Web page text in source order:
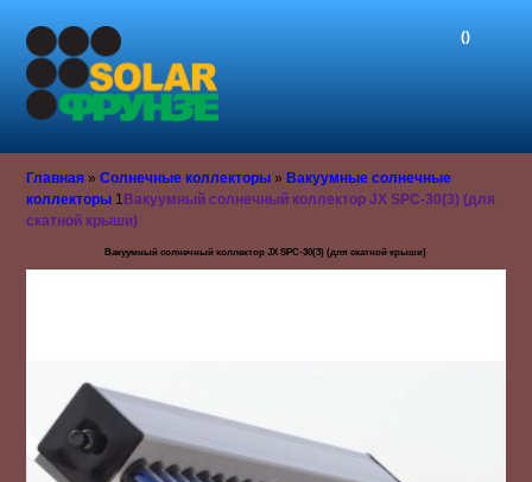
()‎
Главная »Солнечные коллекторы » Вакуумные солнечные
коллекторы 1 Вакуумный солнечный коллектор JX SPС-30(3) (для
скатной крыши)
Вакуумный солнечный коллектор JX SPС-30(3) (для скатной крыши)